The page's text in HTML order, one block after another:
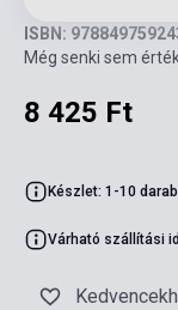
ISBN:
Még senki sem
8 425 Ft
Készlet: 1-10 darab
Várható szállítási